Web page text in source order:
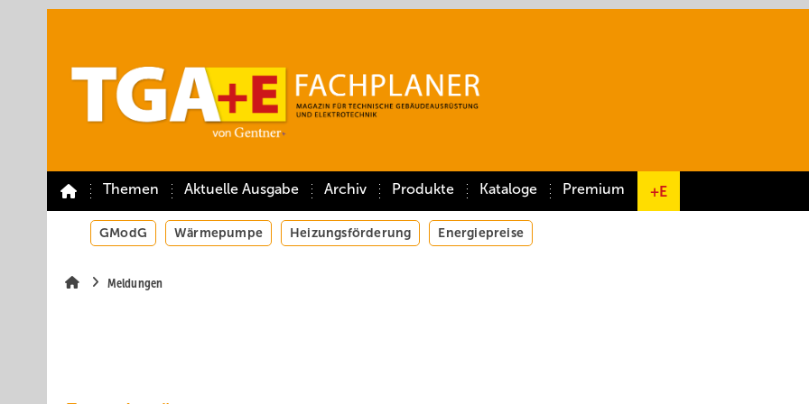
Themen Aktuelle Ausgabe Archiv Produkte Kataloge Premium +E
GModG Wärmepumpe Heizungsförderung Energiepreise
Meldungen